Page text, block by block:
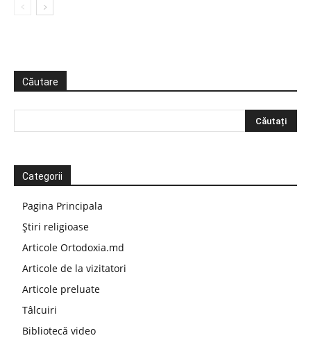
Căutare
Categorii
Pagina Principala
Știri religioase
Articole Ortodoxia.md
Articole de la vizitatori
Articole preluate
Tâlcuiri
Bibliotecă video